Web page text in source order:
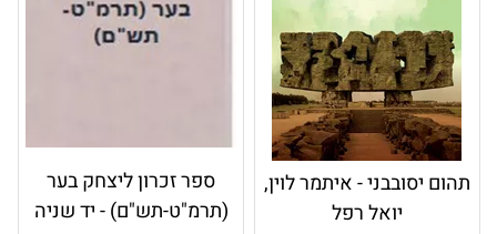
תהום יסובבני - איתמר לוין,
יואל רפל
ספר זכרון ליצחק בער
(תרמ"ט-תש"ם) - יד שניה